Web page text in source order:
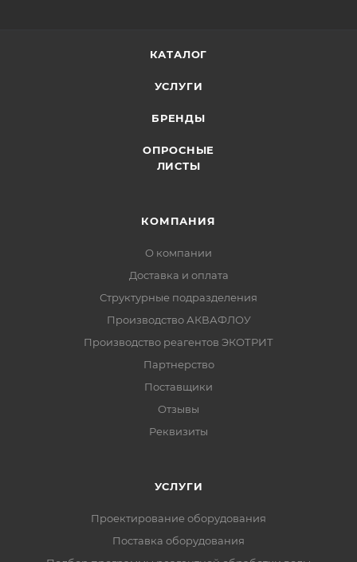
КАТАЛОГ
УСЛУГИ
БРЕНДЫ
ОПРОСНЫЕ
ЛИСТЫ
КОМПАНИЯ
О компании
Доставка и оплата
Структурные подразделения
Производство АКВАФЛОУ
Производство реагентов ЭКОТРИТ
Партнерство
Поставщики
Отзывы
Реквизиты
УСЛУГИ
Проектирование оборудования
Поставка оборудования